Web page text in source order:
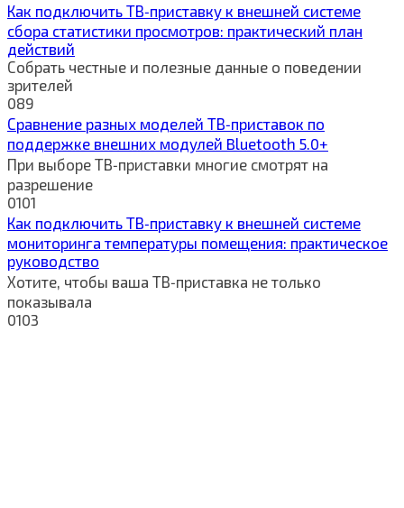
Как подключить ТВ‑приставку к внешней системе
сбора статистики просмотров: практический план
действий
Собрать честные и полезные данные о поведении
зрителей
089
Сравнение разных моделей ТВ‑приставок по
поддержке внешних модулей Bluetooth 5.0+
При выборе ТВ‑приставки многие смотрят на
разрешение
0101
Как подключить ТВ‑приставку к внешней системе
мониторинга температуры помещения: практическое
руководство
Хотите, чтобы ваша ТВ‑приставка не только
показывала
0103